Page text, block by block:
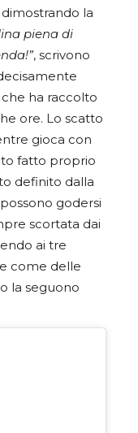
la
piena di
, scrivono
ha raccolto
ore. Lo scatto
gioca con
fatto proprio
definito dalla
godersi
scortata dai
ai tre
come delle
la seguono